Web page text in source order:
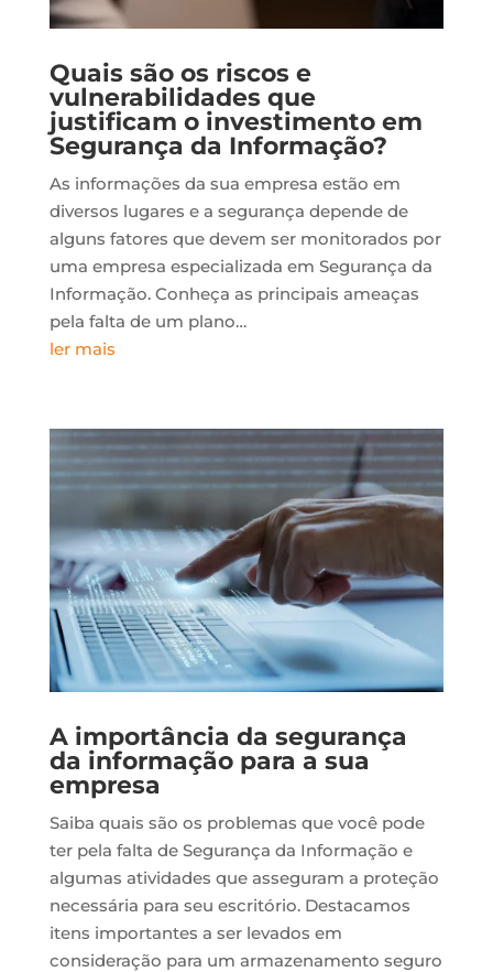
Quais são os riscos e
vulnerabilidades que
justificam o investimento em
Segurança da Informação?
As informações da sua empresa estão em
diversos lugares e a segurança depende de
alguns fatores que devem ser monitorados por
uma empresa especializada em Segurança da
Informação. Conheça as principais ameaças
pela falta de um plano…
ler mais
A importância da segurança
da informação para a sua
empresa
Saiba quais são os problemas que você pode
ter pela falta de Segurança da Informação e
algumas atividades que asseguram a proteção
necessária para seu escritório. Destacamos
itens importantes a ser levados em
consideração para um armazenamento seguro